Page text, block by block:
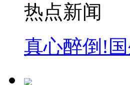
热点新闻
真心醉倒!